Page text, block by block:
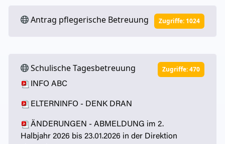
Antrag pflegerische Betreuung Zugriffe: 1024
Schulische Tagesbetreuung Zugriffe: 470
INFO ABC
ELTERNINFO - DENK DRAN
ÄNDERUNGEN - ABMELDUNG im 2.
Halbjahr 2026 bis 23.01.2026 in der Direktion